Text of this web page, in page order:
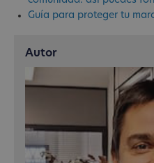
Guía para proteger tu
Autor